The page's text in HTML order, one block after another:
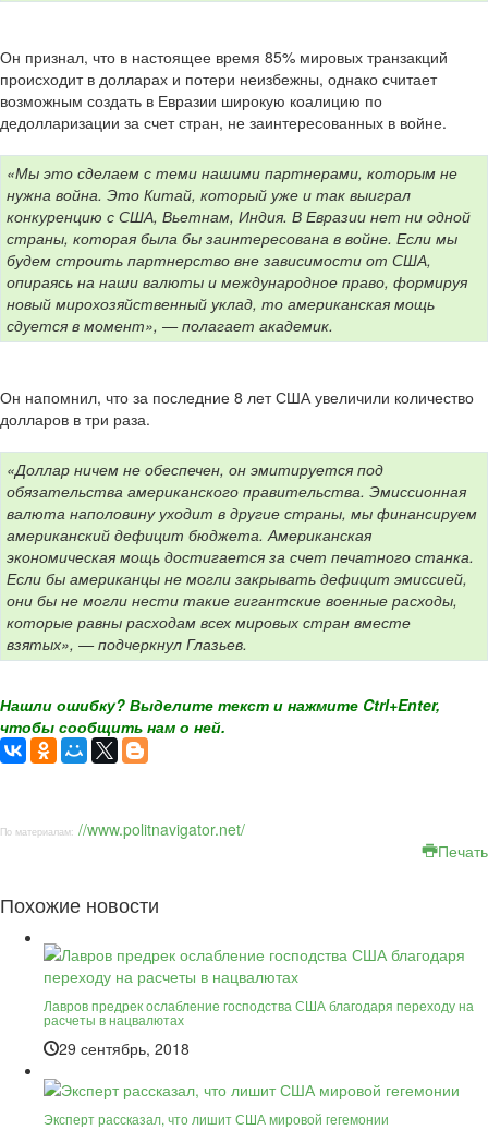
Он признал, что в настоящее время 85% мировых транзакций
происходит в долларах и потери неизбежны, однако считает
возможным создать в Евразии широкую коалицию по
дедолларизации за счет стран, не заинтересованных в войне.
«Мы это сделаем с теми нашими партнерами, которым не
нужна война. Это Китай, который уже и так выиграл
конкуренцию с США, Вьетнам, Индия. В Евразии нет ни одной
страны, которая была бы заинтересована в войне. Если мы
будем строить партнерство вне зависимости от США,
опираясь на наши валюты и международное право, формируя
новый мирохозяйственный уклад, то американская мощь
сдуется в момент», — полагает академик.
Он напомнил, что за последние 8 лет США увеличили количество
долларов в три раза.
«Доллар ничем не обеспечен, он эмитируется под
обязательства американского правительства. Эмиссионная
валюта наполовину уходит в другие страны, мы финансируем
американский дефицит бюджета. Американская
экономическая мощь достигается за счет печатного станка.
Если бы американцы не могли закрывать дефицит эмиссией,
они бы не могли нести такие гигантские военные расходы,
которые равны расходам всех мировых стран вместе
взятых», — подчеркнул Глазьев.
Нашли ошибку? Выделите текст и нажмите Ctrl+Enter,
чтобы сообщить нам о ней.
По материалам: //www.politnavigator.net/
Печать
Похожие новости
Лавров предрек ослабление господства США благодаря переходу на
расчеты в нацвалютах
29 сентябрь, 2018
Эксперт рассказал, что лишит США мировой гегемонии